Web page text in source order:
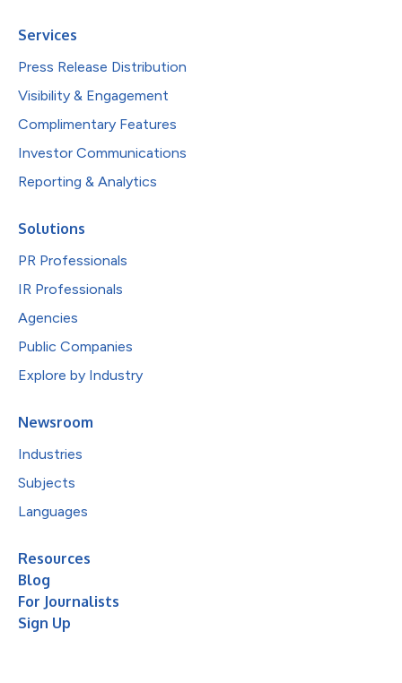
Services
Press Release Distribution
Visibility & Engagement
Complimentary Features
Investor Communications
Reporting & Analytics
Solutions
PR Professionals
IR Professionals
Agencies
Public Companies
Explore by Industry
Newsroom
Industries
Subjects
Languages
Resources
Blog
For Journalists
Sign Up